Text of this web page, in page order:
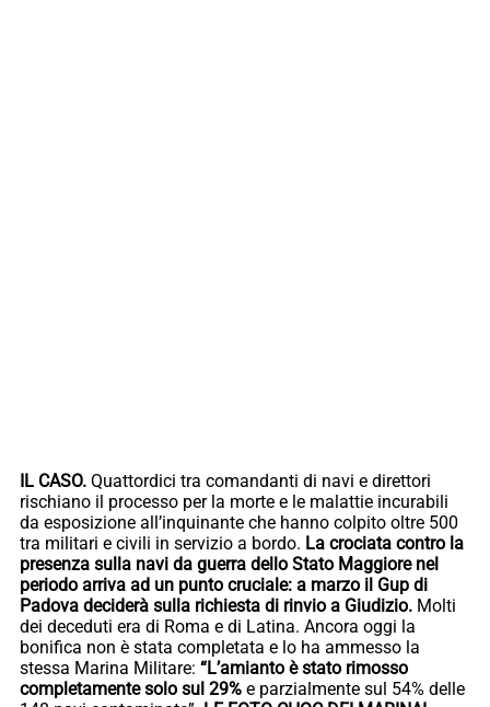
IL CASO. Quattordici tra comandanti di navi e direttori
rischiano il processo per la morte e le malattie incurabili
da esposizione all’inquinante che hanno colpito oltre 500
tra militari e civili in servizio a bordo. La crociata contro la
presenza sulla navi da guerra dello Stato Maggiore nel
periodo arriva ad un punto cruciale: a marzo il Gup di
Padova deciderà sulla richiesta di rinvio a Giudizio. Molti
dei deceduti era di Roma e di Latina. Ancora oggi la
bonifica non è stata completata e lo ha ammesso la
stessa Marina Militare: “L’amianto è stato rimosso
completamente solo sul 29% e parzialmente sul 54% delle